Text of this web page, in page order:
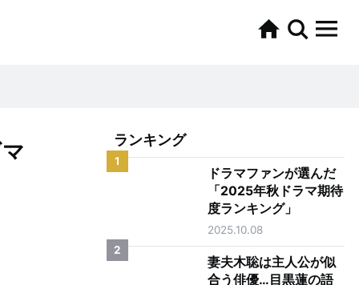
ランキング
1
ドラマファンが選んだ
「2025年秋ドラマ期待
度ランキング」
2025.10.08
2
妻夫木聡は主人公が似
合う俳優…目黒蓮の語